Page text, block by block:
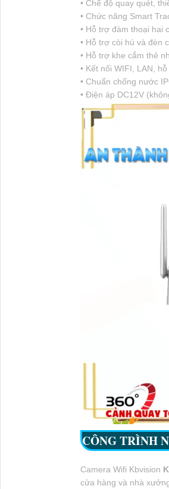
• Chế độ quay quét,
• Chức năng Smart
• Hỗ trợ đàm thoại hai
• Hỗ trợ còi hú và đèn
• Hỗ trợ khe cắm thẻ
• Kết nối WIFI, LAN,
• Chuẩn chống nước
• Điện áp DC12V
CÔNG TRÌNH
Camera Wifi Kbvision
cửa hàng và nhà